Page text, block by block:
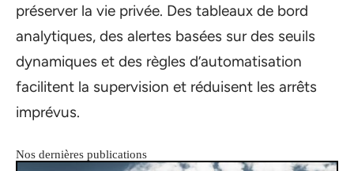
préserver la vie privée. Des tableaux de bord
analytiques, des alertes basées sur des seuils
dynamiques et des règles d’automatisation
facilitent la supervision et réduisent les arrêts
imprévus.
Nos dernières publications